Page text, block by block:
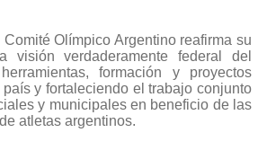
Olímpico Argentino reafirma su
visión verdaderamente federal del
formación y proyectos
y fortaleciendo el trabajo conjunto
y municipales en beneficio de las
atletas argentinos.